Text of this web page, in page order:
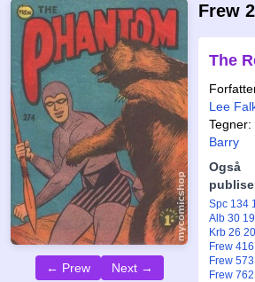
← Prew Next →
Frew
The
Lee
Tegner:
Barry
Også
Spc 134
Alb 30
Krb 26
Frew 416
Frew 573
Frew 762